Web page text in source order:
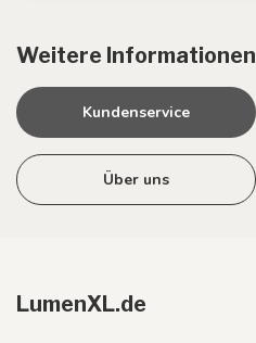
Weitere Informationen
Kundenservice
Über uns
LumenXL.de